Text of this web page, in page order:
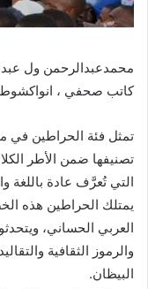
محمدعبدالرحمن ول
كاتب صحفي ،
تمثل فئة الحراطين في
تصنيفها ضمن الأطر
التي تُعرَّف عادة باللغة
يمتلك الحراطين هذه
العربي الحساني،
والرموز الثقافية
البيظان.